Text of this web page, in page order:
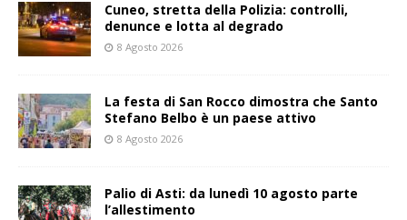
Cuneo, stretta della Polizia: controlli,
denunce e lotta al degrado
8 Agosto 2026
La festa di San Rocco dimostra che Santo
Stefano Belbo è un paese attivo
8 Agosto 2026
Palio di Asti: da lunedì 10 agosto parte
l’allestimento